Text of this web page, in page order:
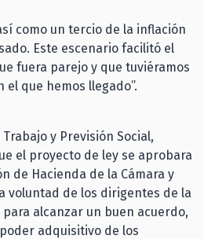
como un tercio de la inflación
Este escenario facilitó el
fuera parejo y que tuviéramos
que hemos llegado”.
y Previsión Social,
el proyecto de ley se aprobara
de Hacienda de la Cámara y
voluntad de los dirigentes de la
alcanzar un buen acuerdo,
adquisitivo de los